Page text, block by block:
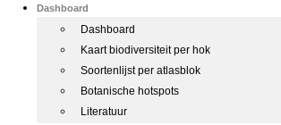
Dashboard
Dashboard
Kaart biodiversiteit per hok
Soortenlijst per atlasblok
Botanische hotspots
Literatuur